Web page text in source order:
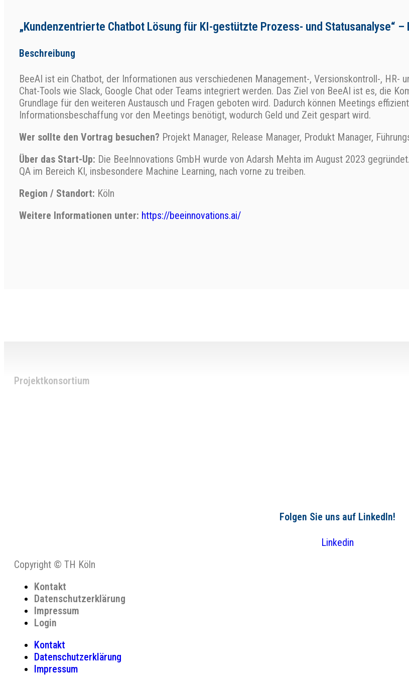
„Kundenzentrierte Chatbot Lösung für KI-gestützte Prozess- und Statusanalyse“ –
Beschreibung
BeeAI ist ein Chatbot, der Informationen aus verschiedenen Management-, Versionskontroll-, HR-
Chat-Tools wie Slack, Google Chat oder Teams integriert werden. Das Ziel von BeeAI ist es, die
Grundlage für den weiteren Austausch und Fragen geboten wird. Dadurch können Meetings
Informationsbeschaffung vor den Meetings benötigt, wodurch Geld und Zeit gespart wird.
Wer sollte den Vortrag besuchen? Projekt Manager, Release Manager, Produkt Manager,
Über das Start-Up: Die BeeInnovations GmbH wurde von Adarsh Mehta im August 2023
QA im Bereich KI, insbesondere Machine Learning, nach vorne zu treiben.
Region / Standort: Köln
Weitere Informationen unter: https://beeinnovations.ai/
Projektkonsortium
Folgen Sie uns auf LinkedIn!
Linkedin
Copyright © TH Köln
Kontakt
Datenschutzerklärung
Impressum
Login
Kontakt
Datenschutzerklärung
Impressum